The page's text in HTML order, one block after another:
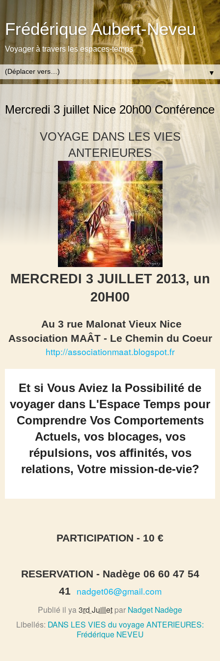
Frédérique Aubert-Neveu
Voyager à travers les espaces-temps
▼
Mercredi 3 juillet Nice 20h00 Conférence
VOYAGE DANS LES VIES
ANTERIEURES
MERCREDI 3 JUILLET 2013, un
20H00
Au 3 rue Malonat Vieux Nice
Association MAÂT - Le Chemin du Coeur
http://associationmaat.blogspot.fr
Et si Vous Aviez la Possibilité de
voyager dans L'Espace Temps pour
Comprendre Vos Comportements
Actuels, vos blocages, vos
répulsions, vos affinités, vos
relations, Votre mission-de-vie?
PARTICIPATION - 10 €
RESERVATION - Nadège 06 60 47 54
41 nadget06@gmail.com
Publié il ya 3rd Juillet par Nadget Nadège
Libellés: DANS LES VIES du voyage ANTERIEURES:
Frédérique NEVEU